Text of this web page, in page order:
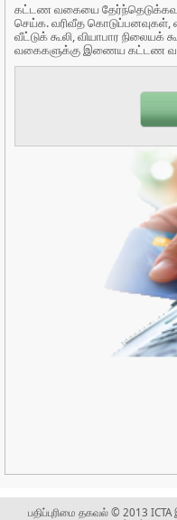
கட்டண வகையை தேர்ந்தெடுக்கவும்
செய்க. வரிவீத கொடுப்பனவுகள்,
வீட்டுக் கூலி, வியாபார
வகைகளுக்கு இணைய கட்டண
பதிப்புரிமை தகவல் © 2013